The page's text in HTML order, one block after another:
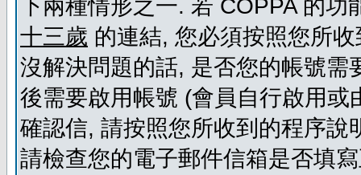
下兩種情形之一. 若 COPPA 的
十三歲 的連結, 您必須按照您所
沒解決問題的話, 是否您的帳號
後需要啟用帳號 (會員自行啟用
確認信, 請按照您所收到的程序
請檢查您的電子郵件信箱是否填